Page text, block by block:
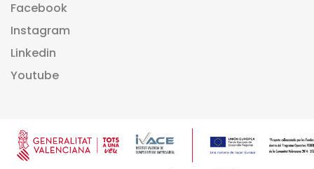
Facebook
Instagram
Linkedin
Youtube